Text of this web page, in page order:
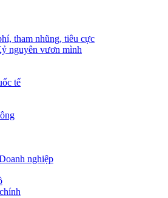
tham nhũng, tiêu cực
nguyên vươn mình
tế
nghiệp